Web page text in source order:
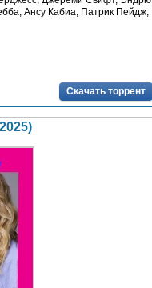
Ансу Кабиа, Патрик Пейдж,
Скачать торрент